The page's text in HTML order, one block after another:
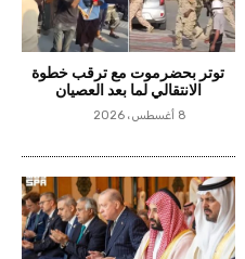
توتر بحضرموت مع ترقب خطوة
الانتقالي لما بعد العصيان
8 أغسطس، 2026